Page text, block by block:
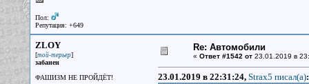
Пол:
Репутация: +649
ZLOY
[той-терьер]
забанен
ФАШИЗМ НЕ ПРОЙДЁТ!
Re: Автомобили
« Ответ #1542 от23.01.2019 в
23.01.2019 в 22:31:24, Strax5 писал(a):